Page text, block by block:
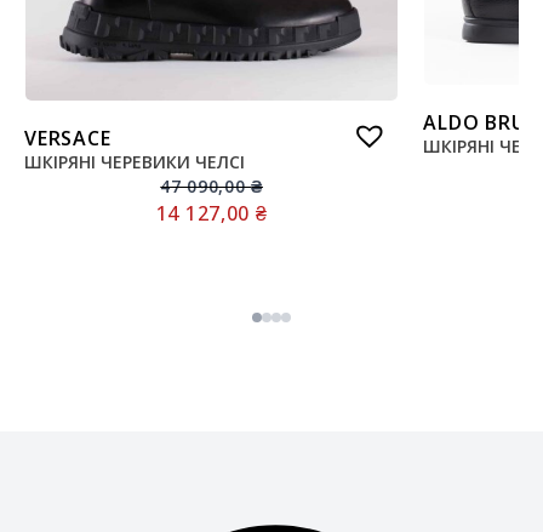
VERSACE
ШКІРЯНІ ЧЕРЕВИКИ ЧЕЛСІ
47 090,00₴
14 127,00 ₴
ALDO BRUE
ШКІРЯНІ